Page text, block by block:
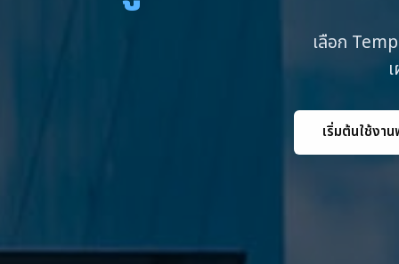
เลือก
เริ่มต้นใช้งา